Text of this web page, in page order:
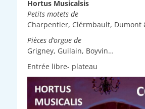
Hortus Musicalsis
Petits motets de
Charpentier, Clérmbault, Dumont
Pièces d’orgue de
Grigney, Guilain, Boyvin…
Entrée libre- plateau